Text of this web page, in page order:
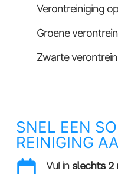
Verontreiniging
Groene
Zwarte
SNEL EEN
REINIGING
Vul in slechts 2